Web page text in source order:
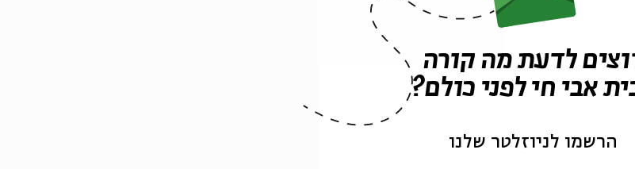
23:00 Prof.
00:00 Prof.Moshe
Shlomo Fox- From Appearance
לדעת מה קורה
אבי חי לפני כולם?
הרשמו לניוזלטר שלנו